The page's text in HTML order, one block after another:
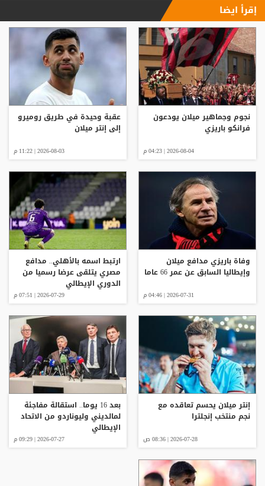
إقرأ ايضا
نجوم وجماهير ميلان يودعون
فرانكو باريزي
2026-08-04 | 04:23 م
عقبة وحيدة في طريق روميرو
إلى إنتر ميلان
2026-08-03 | 11:22 م
وفاة باريزي مدافع ميلان
وإيطاليا السابق عن عمر 66 عاما
2026-07-31 | 04:46 م
ارتبط اسمه بالأهلي.. مدافع
مصري يتلقى عرضا رسميا من
الدوري الإيطالي
2026-07-29 | 07:51 م
إنتر ميلان يحسم تعاقده مع
نجم منتخب إنجلترا
2026-07-28 | 08:36 ص
بعد 16 يوما.. استقالة مفاجئة
لمالديني وليوناردو من الاتحاد
الإيطالي
2026-07-27 | 09:29 م